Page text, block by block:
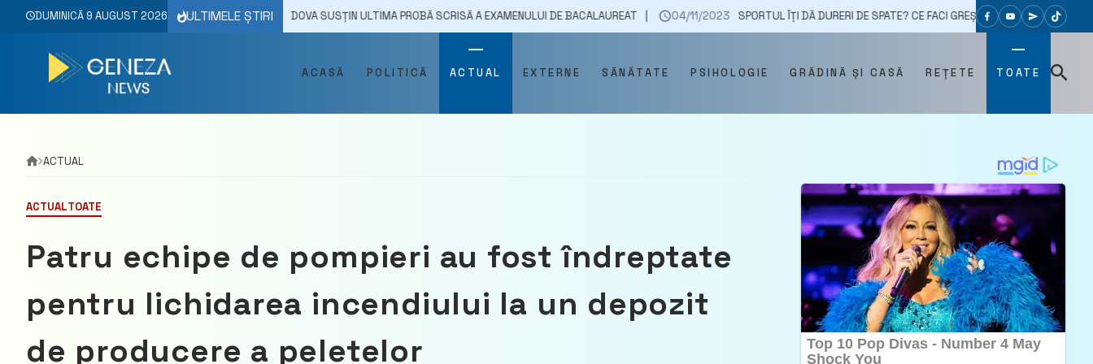
DUMINICĂ 9 AUGUST 2026 ULTIMELE ȘTIRI
ABSOLVENȚII DE LICEU DIN REPUBLICA MOLDOVA SUSȚIN ULTIMA PROBĂ SCRISĂ A EXAMENULUI DE BACALAUREAT 04/11/2023 SPORTUL ÎȚI DĂ DURERI DE SPATE? CE FACI GREȘIT ȘI CÂND SĂ APELEZI LA MEDIC
ACASĂ POLITICĂ ACTUAL EXTERNE SĂNĂTATE PSIHOLOGIE GRĂDINĂ ȘI CASĂ REȚETE TOATE
ACTUAL
ACTUALTOATE
Patru echipe de pompieri au fost îndreptate
pentru lichidarea incendiului la un depozit
de producere a peletelor